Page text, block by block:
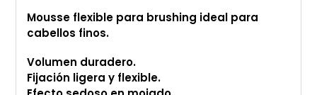
de
compra
Mousse flexible para brushing ideal para
cabellos finos.
Volumen duradero.
Fijación ligera y flexible.